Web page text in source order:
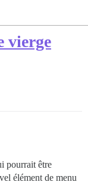
vierge
pourrait être
élément de menu